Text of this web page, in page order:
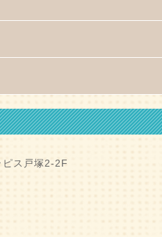
ピス戸塚2-2F